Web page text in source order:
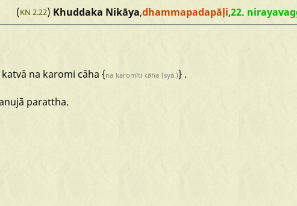
(KN 2.22) Khuddaka Nikāya,dhammapadapāḷi,22.
katvā na karomi cāha {na karomīti cāha (syā.)} .
parattha.